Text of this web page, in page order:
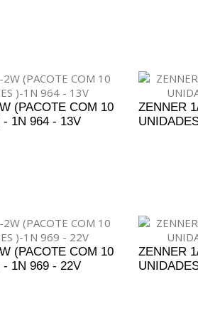
(PACOTE COM 10
1N 964 - 13V
ZENNER
(PACOTE COM 10
1N 969 - 22V
ZENNER